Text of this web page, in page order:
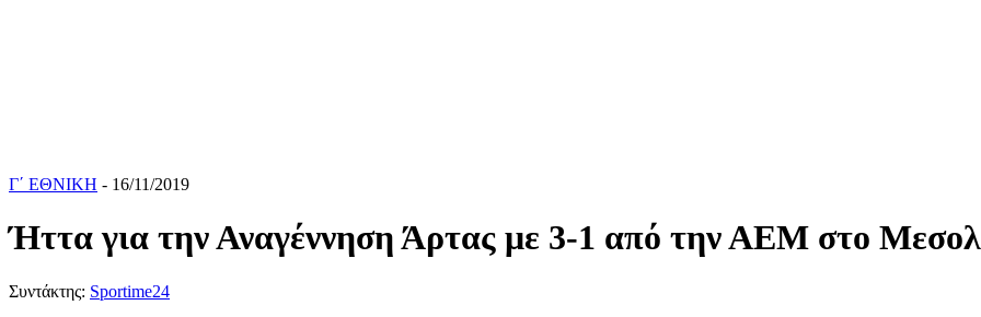
Γ΄ ΕΘΝΙΚΗ - 16/11/2019
Ήττα για την Αναγέννηση Άρτας με 3-1 από την ΑΕΜ στο
Συντάκτης: Sportime24